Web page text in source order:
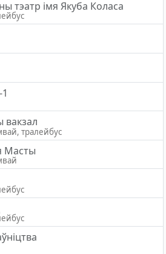
тэатр імя Якуба Коласа
вакзал
тралейбус
Масты